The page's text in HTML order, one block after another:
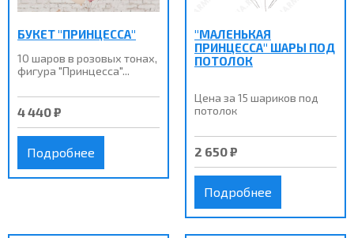
БУКЕТ "ПРИНЦЕССА"
10 шаров в розовых тонах,
фигура "Принцесса"...
4 440 ₽
Подробнее
"МАЛЕНЬКАЯ
ПРИНЦЕССА" ШАРЫ ПОД
ПОТОЛОК
Цена за 15 шариков под
потолок
2 650 ₽
Подробнее